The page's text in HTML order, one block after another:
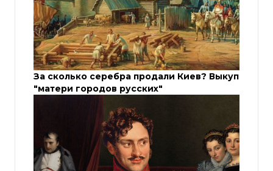
За сколько серебра продали Киев? Выкуп
"матери городов русских"